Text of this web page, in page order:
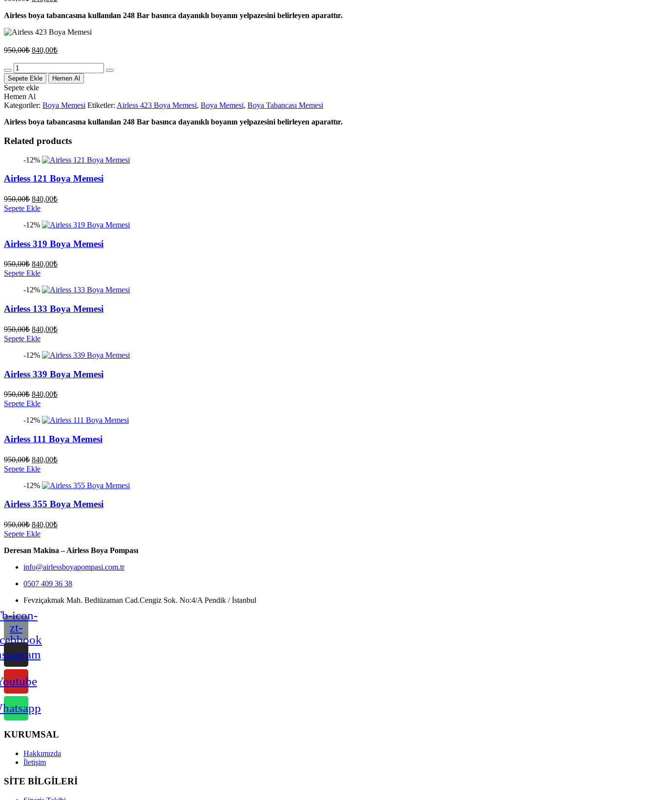
950,00₺.fiyat:
Airless boya tabancasına kullanılan 248 Bar basınca dayanıklı boyanın yelpazesini belirleyen aparattır.
950,00₺ Orijinal
840,00₺Şu
fiyat:
840,00₺.
Quantity
Sepete Ekle Hemen Al
Sepete ekle
Hemen Al
Kategoriler: Boya Memesi Etiketler: Airless 423 Boya Memesi, Boya Memesi, Boya Tabancası Memesi
Airless boya tabancasına kullanılan 248 Bar basınca dayanıklı boyanın yelpazesini belirleyen aparattır.
Related products
-12%
Airless 121 Boya Memesi
950,00₺ Orijinal
fiyat:
840,00₺Şu
840,00₺.
Sepete Ekle
-12%
Airless 319 Boya Memesi
950,00₺ Orijinal
fiyat:
840,00₺Şu
840,00₺.
Sepete Ekle
-12%
Airless 133 Boya Memesi
950,00₺ Orijinal
fiyat:
840,00₺Şu
840,00₺.
Sepete Ekle
-12%
Airless 339 Boya Memesi
950,00₺ Orijinal
fiyat:
840,00₺Şu
840,00₺.
Sepete Ekle
-12%
Airless 111 Boya Memesi
950,00₺ Orijinal
fiyat:
840,00₺Şu
840,00₺.
Sepete Ekle
-12%
Airless 355 Boya Memesi
950,00₺ Orijinal
fiyat:
840,00₺Şu
840,00₺.
Sepete Ekle
Deresan Makina – Airless Boya Pompası
info@airlessboyapompasi.com.tr
0507 409 36 38
Fevziçakmak Mah. Bediüzaman Cad.Cengiz Sok. No:4/A Pendik / İstanbul
icon-
zt-
KURUMSAL
Hakkımızda
İletişim
SİTE BİLGİLERİ